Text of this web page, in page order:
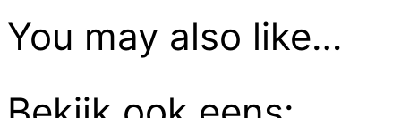
You may also like…